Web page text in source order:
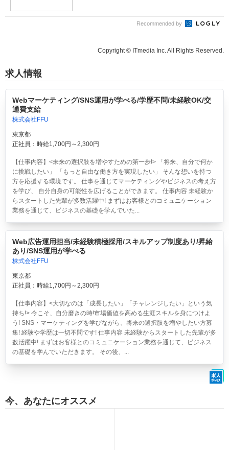
Recommended by
Copyright © ITmedia Inc. All Rights Reserved.
求人情報
Webマーケティング/SNS運用が学べる/学歴不問/未経験OK/交
通費支給
株式会社FFU
東京都
正社員：時給1,700円～2,300円
【仕事内容】<未来の選択肢を増やすための第一歩!> 「将来、自分で何か
に挑戦したい」 「もっと自由な働き方を実現したい」 そんな想いを持つ
方を応援する環境です。 仕事を通じてマーケティングやビジネスの考え方
を学び、 自分自身の可能性を広げることができます。 仕事内容 未経験か
らスタートした先輩が多数活躍中! まずはお客様とのコミュニケーション
業務を通じて、ビジネスの基礎を学んでいた...
Web広告運用担当/未経験積極採用/スキルアップ制度あり/昇給
あり/SNS運用が学べる
株式会社FFU
東京都
正社員：時給1,700円～2,300円
【仕事内容】<大切なのは「成長したい」「チャレンジしたい」という気
持ち!> 今こそ、自分磨きの時!市場価値を高める生涯スキルを身につけよ
う! SNS・マーケティングを学びながら、将来の選択肢を増やしたい方募
集! 経験や学歴は一切不問です! 仕事内容 未経験からスタートした先輩が多
数活躍中! まずはお客様とのコミュニケーション業務を通じて、ビジネス
の基礎を学んでいただきます。 その後、...
今、あなたにオススメ